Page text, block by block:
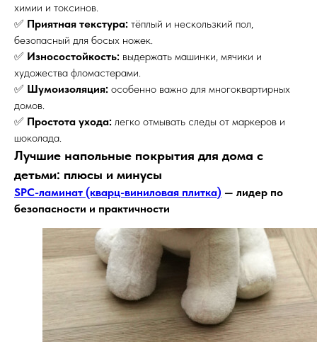
химии и токсинов.
✅ Приятная текстура: тёплый и нескользкий пол,
безопасный для босых ножек.
✅ Износостойкость: выдержать машинки, мячики и
художества фломастерами.
✅ Шумоизоляция: особенно важно для многоквартирных
домов.
✅ Простота ухода: легко отмывать следы от маркеров и
шоколада.
Лучшие напольные покрытия для дома с
детьми: плюсы и минусы
SPC-ламинат (кварц-виниловая плитка) — лидер по
безопасности и практичности